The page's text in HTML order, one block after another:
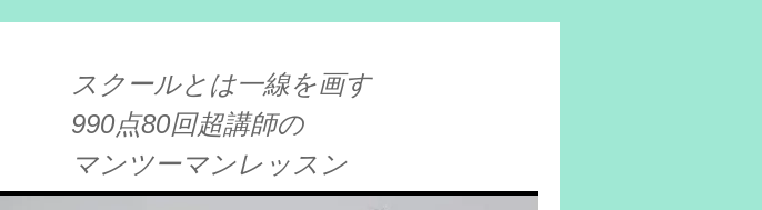
スクールとは一線を画す
990点80回超講師の
マンツーマンレッスン